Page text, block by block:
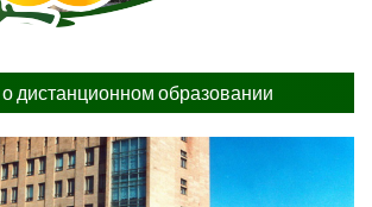
дистанционном образовании